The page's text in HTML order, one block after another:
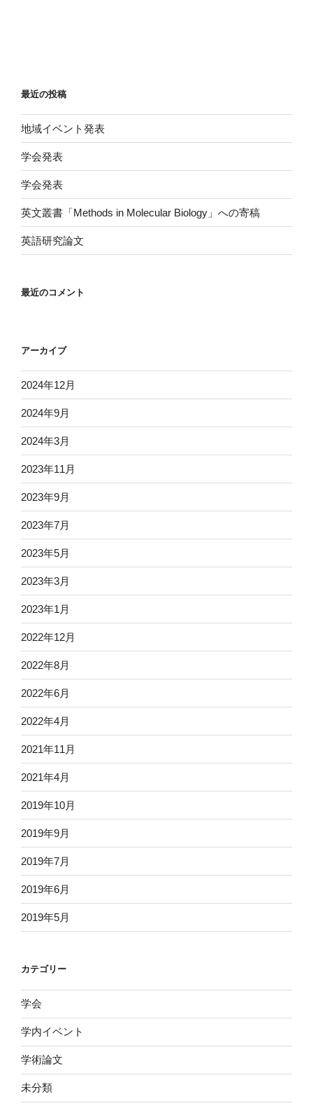
最近の投稿
地域イベント発表
学会発表
学会発表
英文叢書「Methods in Molecular Biology」への寄稿
英語研究論文
最近のコメント
アーカイブ
2024年12月
2024年9月
2024年3月
2023年11月
2023年9月
2023年7月
2023年5月
2023年3月
2023年1月
2022年12月
2022年8月
2022年6月
2022年4月
2021年11月
2021年4月
2019年10月
2019年9月
2019年7月
2019年6月
2019年5月
カテゴリー
学会
学内イベント
学術論文
未分類